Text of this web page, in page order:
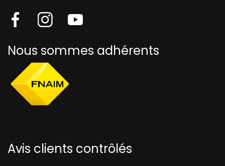
Nous sommes adhérents
Avis clients contrôlés